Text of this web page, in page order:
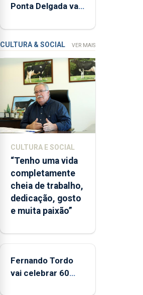
relacionadas
a
apanha
ilegal
lapas
2022
e
2026.
ilha
das
Flores
apresenta
um
“decréscimo
da
entre
2022
Ponta Delgada vai
instrumentos
CULTURA & SOCIAL VER MAIS
CULTURA E SOCIAL
“Tenho uma vida
completamente
cheia de trabalho,
dedicação, gosto
e muita paixão”
Fernando Tordo
vai celebrar 60